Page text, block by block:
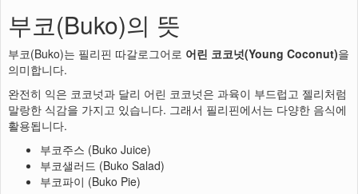
부코(Buko)의 뜻
부코(Buko)는 필리핀 따갈로그어로 어린 코코넛(Young Coconut)을
의미합니다.
완전히 익은 코코넛과 달리 어린 코코넛은 과육이 부드럽고 젤리처럼
말랑한 식감을 가지고 있습니다. 그래서 필리핀에서는 다양한 음식에
활용됩니다.
부코주스 (Buko Juice)
부코샐러드 (Buko Salad)
부코파이 (Buko Pie)